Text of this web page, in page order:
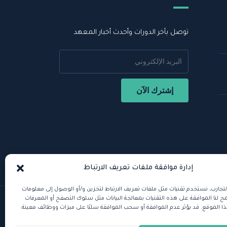
إدارة موافقة ملفات تعريف الارتباط
نستخدم تقنيات مثل ملفات تعريف الارتباط لتخزين و/أو الوصول إلى معلومات
لنا الموافقة على هذه التقنيات بمعالجة البيانات مثل سلوك التصفح أو المعرفات
الموقع. قد يؤثر عدم الموافقة أو سحب الموافقة سلبًا على ميزات ووظائف معينة.
توصل بآخر الدورات وأحدث أخبار المعهد